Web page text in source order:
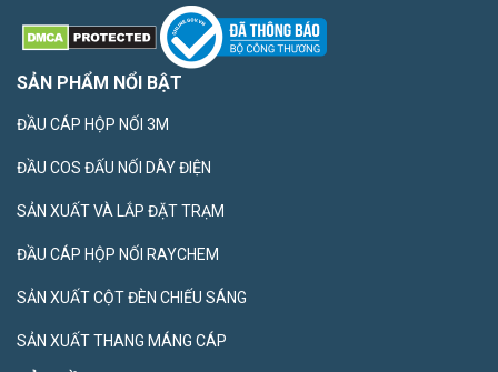
SẢN PHẨM NỔI BẬT
ĐẦU CÁP HỘP NỐI 3M
ĐẦU COS ĐẤU NỐI DÂY ĐIỆN
SẢN XUẤT VÀ LẮP ĐẶT TRẠM
ĐẦU CÁP HỘP NỐI RAYCHEM
SẢN XUẤT CỘT ĐÈN CHIẾU SÁNG
SẢN XUẤT THANG MÁNG CÁP